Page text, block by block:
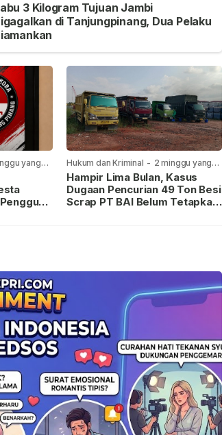
3 Kilogram Tujuan Jambi
di Tanjungpinang, Dua Pelaku
yang
Hukum dan Kriminal - 2 minggu yang
lalu
Hampir Lima Bulan, Kasus
Dugaan Pencurian 49 Ton Besi
Scrap PT BAI Belum Tetapkan